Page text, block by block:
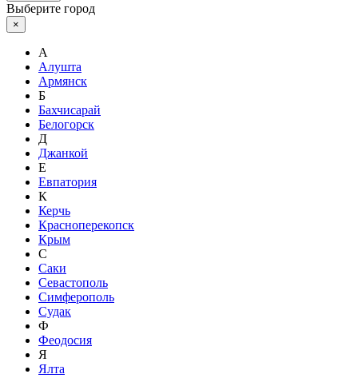
Выберите город
×
А
Алушта
Армянск
Б
Бахчисарай
Белогорск
Д
Джанкой
Е
Евпатория
К
Керчь
Красноперекопск
Крым
С
Саки
Севастополь
Симферополь
Судак
Ф
Феодосия
Я
Ялта